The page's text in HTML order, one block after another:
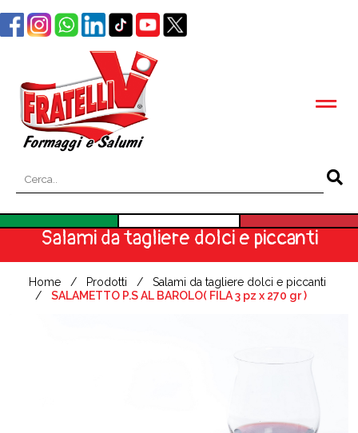
Salami da tagliere dolci e piccanti
Home Prodotti
Salami da tagliere dolci e piccanti
SALAMETTO P.S AL BAROLO( FILA 3 pz x 270 gr )